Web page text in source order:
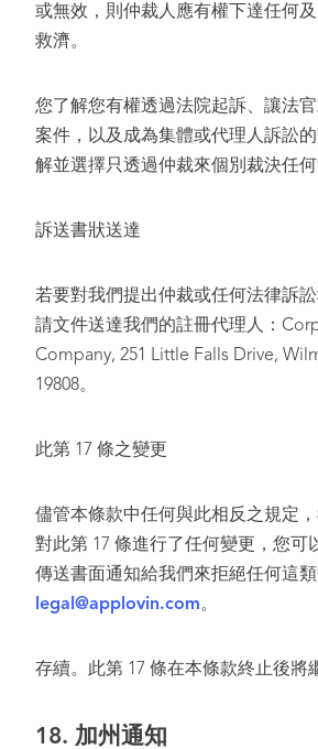
或無效，則仲裁人應有權下達任何
救濟。
您了解您有權透過法院起訴、讓法
案件，以及成為集體或代理人訴訟
解並選擇只透過仲裁來個別裁決任何
訴送書狀送達
若要對我們提出仲裁或任何法律訴
請文件送達我們的註冊代理人：
Company, 251 Little Falls Drive,
19808。
此第 17 條之變更
儘管本條款中任何與此相反之規定
對此第 17 條進行了任何變更，您可
傳送書面通知給我們來拒絕任何這類
legal@applovin.com。
存續。此第 17 條在本條款終止後將
18. 加州通知